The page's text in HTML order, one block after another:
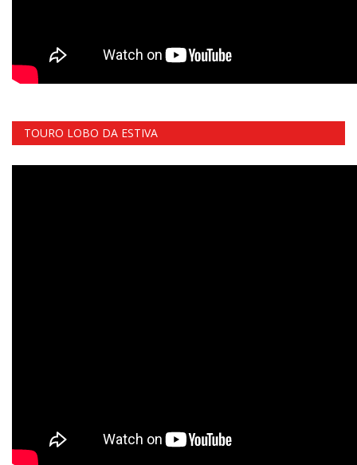
TOURO LOBO DA ESTIVA